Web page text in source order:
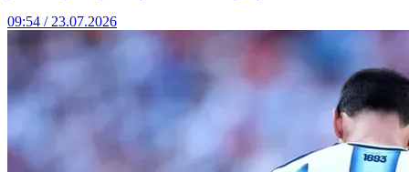
09:54 / 23.07.2026